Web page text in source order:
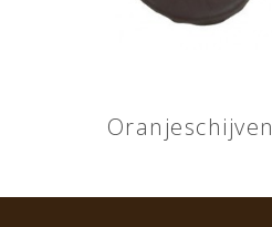
Oranjeschijven